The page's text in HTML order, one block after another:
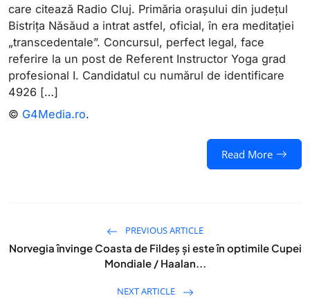
care citează Radio Cluj. Primăria orașului din județul
Bistrița Năsăud a intrat astfel, oficial, în era meditației
„transcedentale”. Concursul, perfect legal, face
referire la un post de Referent Instructor Yoga grad
profesional I. Candidatul cu numărul de identificare
4926 […]
© G4Media.ro.
Read More
PREVIOUS ARTICLE
Norvegia învinge Coasta de Fildeș și este în optimile Cupei
Mondiale / Haalan...
NEXT ARTICLE